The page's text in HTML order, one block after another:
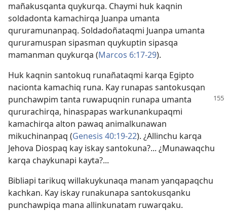
mañakusqanta quykurqa. Chaymi huk kaqnin
soldadonta kamachirqa Juanpa umanta
qururamunanpaq. Soldadoñataqmi Juanpa umanta
qururamuspan sipasman quykuptin sipasqa
mamanman quykurqa (Marcos 6:17-29).
Huk kaqnin santokuq runañataqmi karqa Egipto
nacionta kamachiq runa. Kay runapas santokusqan
punchawpim tanta ruwapuqnin runapa umanta
qururachirqa, hinaspapas warkunankupaqmi
kamachirqa alton pawaq animalkunawan
mikuchinanpaq (Genesis 40:19-22). ¿Allinchu karqa
Jehova Diospaq kay iskay santokuna?... ¿Munawaqchu
karqa chaykunapi kayta?...
Bibliapi tarikuq willakuykunaqa manam yanqapaqchu
kachkan. Kay iskay runakunapa santokusqanku
punchawpiqa mana allinkunatam ruwarqaku.